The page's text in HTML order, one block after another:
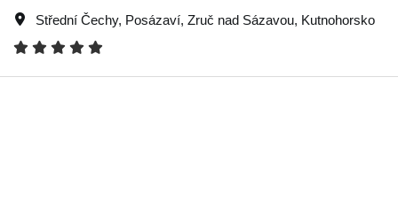
Střední Čechy, Posázaví, Zruč nad Sázavou, Kutnohorsko